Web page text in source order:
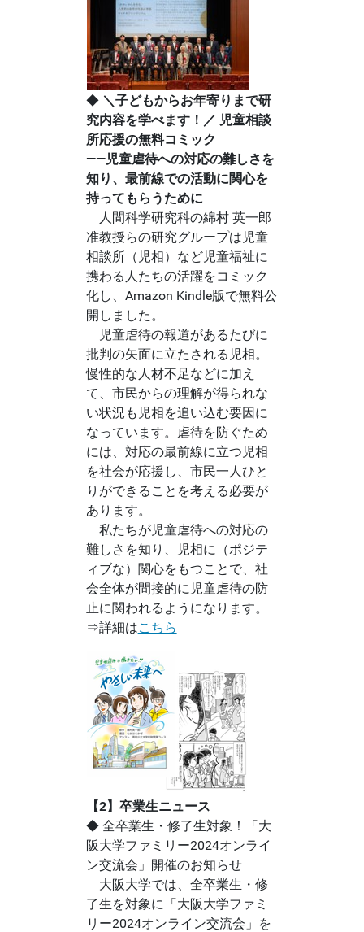
◆＼子どもからお年寄りまで研
究内容を学べます！／ 児童相談
所応援の無料コミック
――児童虐待への対応の難しさを
知り、最前線での活動に関心を
持ってもらうために
人間科学研究科の綿村 英一郎
准教授らの研究グループは児童
相談所（児相）など児童福祉に
携わる人たちの活躍をコミック
化し、Amazon Kindle版で無料公
開しました。
児童虐待の報道があるたびに
批判の矢面に立たされる児相。
慢性的な人材不足などに加え
て、市民からの理解が得られな
い状況も児相を追い込む要因に
なっています。虐待を防ぐため
には、対応の最前線に立つ児相
を社会が応援し、市民一人ひと
りができることを考える必要が
あります。
私たちが児童虐待への対応の
難しさを知り、児相に（ポジテ
ィブな）関心をもつことで、社
会全体が間接的に児童虐待の防
止に関われるようになります。
⇒詳細はこちら
【2】卒業生ニュース
◆ 全卒業生・修了生対象！「大
阪大学ファミリー2024オンライ
ン交流会」開催のお知らせ
大阪大学では、全卒業生・修
了生を対象に「大阪大学ファミ
リー2024オンライン交流会」を